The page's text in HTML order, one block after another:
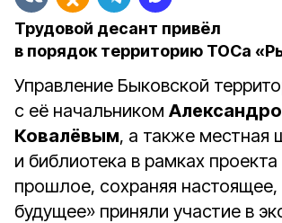
Трудовой десант привёл
в порядок территорию ТОСа
Управление Быковской
с её начальником
Ковалёвым, а также местная
и библиотека в рамках
прошлое, сохраняя
будущее» приняли участие в